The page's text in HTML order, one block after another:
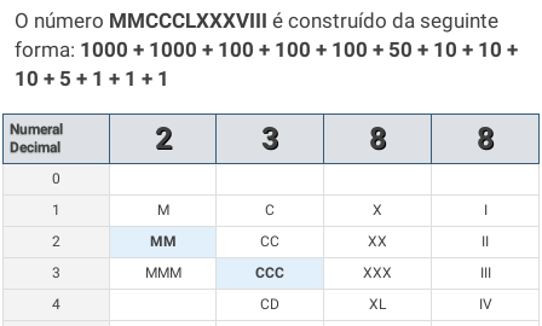
O número MMCCCLXXXVIII é construído da seguinte
forma: 1000 + 1000 + 100 + 100 + 100 + 50 + 10 + 10 +
10 + 5 + 1 + 1 + 1
Numeral
Decimal
2 3 8 8
0
1
M C X
I
2
MM CC XX
II
3
MMM CCC XXX
III
4
CD XL
IV